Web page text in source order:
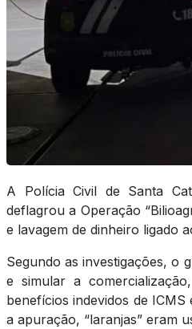
A Polícia Civil de Santa
deflagrou a Operação
e lavagem de dinheiro ligado
Segundo as investigações, o
e simular a
benefícios indevidos de
a apuração, “laranjas” eram